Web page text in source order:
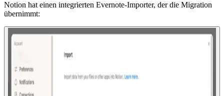
Notion hat einen integrierten Evernote-Importer, der die Migration
übernimmt: